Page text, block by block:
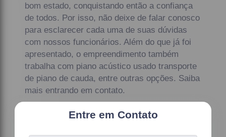
bom estado, conquistando então a confiança
de todos. Por isso, não deixe de falar conosco
para esclarecer cada uma de suas dúvidas
com nossos funcionários. Além do que já foi
apresentado, o empreendimento também
trabalha com piano acústico usado transporte
de piano de cauda, entre outras opções. Saiba
mais entrando em contato.
Entre em Contato